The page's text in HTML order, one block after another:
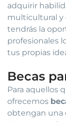
adquirir
multicultural y
tendrás la
profesionales
tus propias
Becas
Para aquellos
ofrecemos
obtengan una